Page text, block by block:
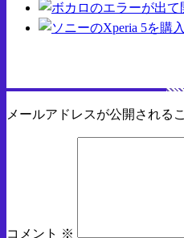
メールアドレスが公開される
コメント ※